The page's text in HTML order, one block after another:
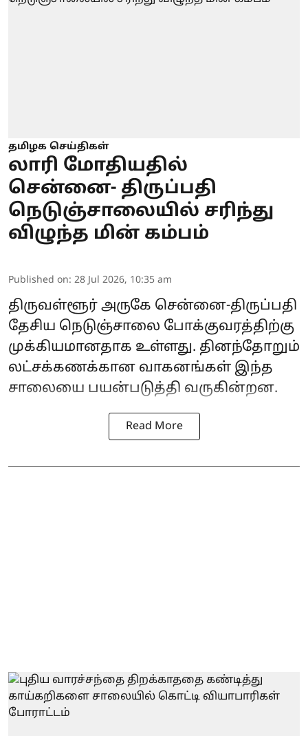
தமிழக செய்திகள்
லாரி மோதியதில்
சென்னை- திருப்பதி
நெடுஞ்சாலையில் சரிந்து
விழுந்த மின் கம்பம்
Published on: 28 Jul 2026, 10:35 am
திருவள்ளூர் அருகே சென்னை-திருப்பதி
தேசிய நெடுஞ்சாலை போக்குவரத்திற்கு
முக்கியமானதாக உள்ளது. தினந்தோறும்
லட்சக்கணக்கான வாகனங்கள் இந்த
சாலையை பயன்படுத்தி வருகின்றன.
Read More